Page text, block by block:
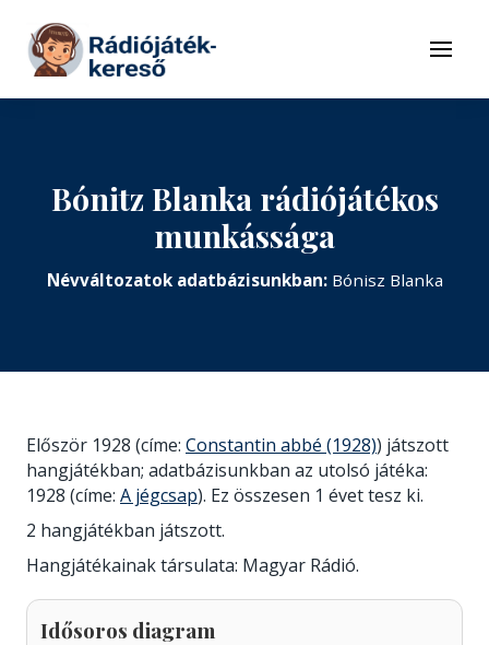
Tovább a tartalomhoz
Menü
Bónitz Blanka rádiójátékos
munkássága
Névváltozatok adatbázisunkban: Bónisz Blanka
Először 1928 (címe: Constantin abbé (1928)) játszott
hangjátékban; adatbázisunkban az utolsó játéka:
1928 (címe: A jégcsap). Ez összesen 1 évet tesz ki.
2 hangjátékban játszott.
Hangjátékainak társulata: Magyar Rádió.
Idősoros diagram